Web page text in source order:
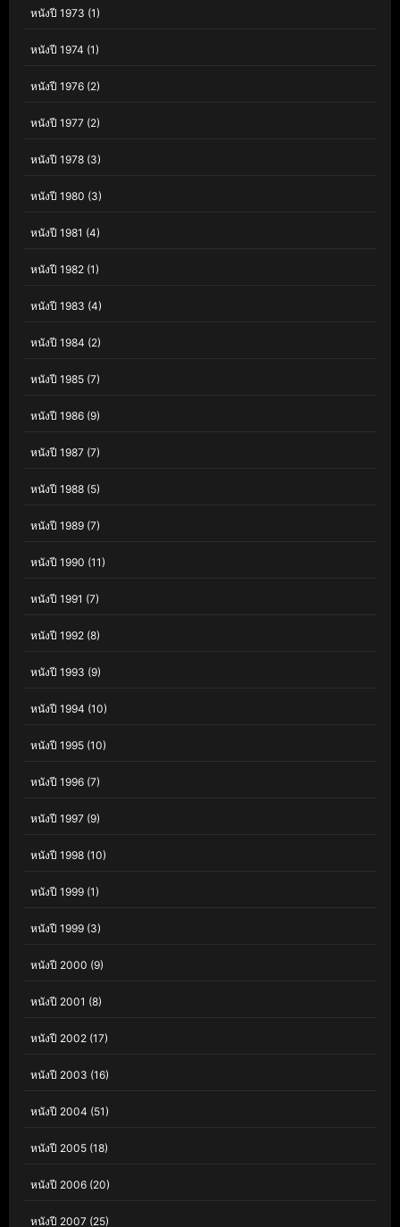
หนังปี 1973 (1)
หนังปี 1974 (1)
หนังปี 1976 (2)
หนังปี 1977 (2)
หนังปี 1978 (3)
หนังปี 1980 (3)
หนังปี 1981 (4)
หนังปี 1982 (1)
หนังปี 1983 (4)
หนังปี 1984 (2)
หนังปี 1985 (7)
หนังปี 1986 (9)
หนังปี 1987 (7)
หนังปี 1988 (5)
หนังปี 1989 (7)
หนังปี 1990 (11)
หนังปี 1991 (7)
หนังปี 1992 (8)
หนังปี 1993 (9)
หนังปี 1994 (10)
หนังปี 1995 (10)
หนังปี 1996 (7)
หนังปี 1997 (9)
หนังปี 1998 (10)
หนังปี 1999 (1)
หนังปี 1999 (3)
หนังปี 2000 (9)
หนังปี 2001 (8)
หนังปี 2002 (17)
หนังปี 2003 (16)
หนังปี 2004 (51)
หนังปี 2005 (18)
หนังปี 2006 (20)
หนังปี 2007 (25)